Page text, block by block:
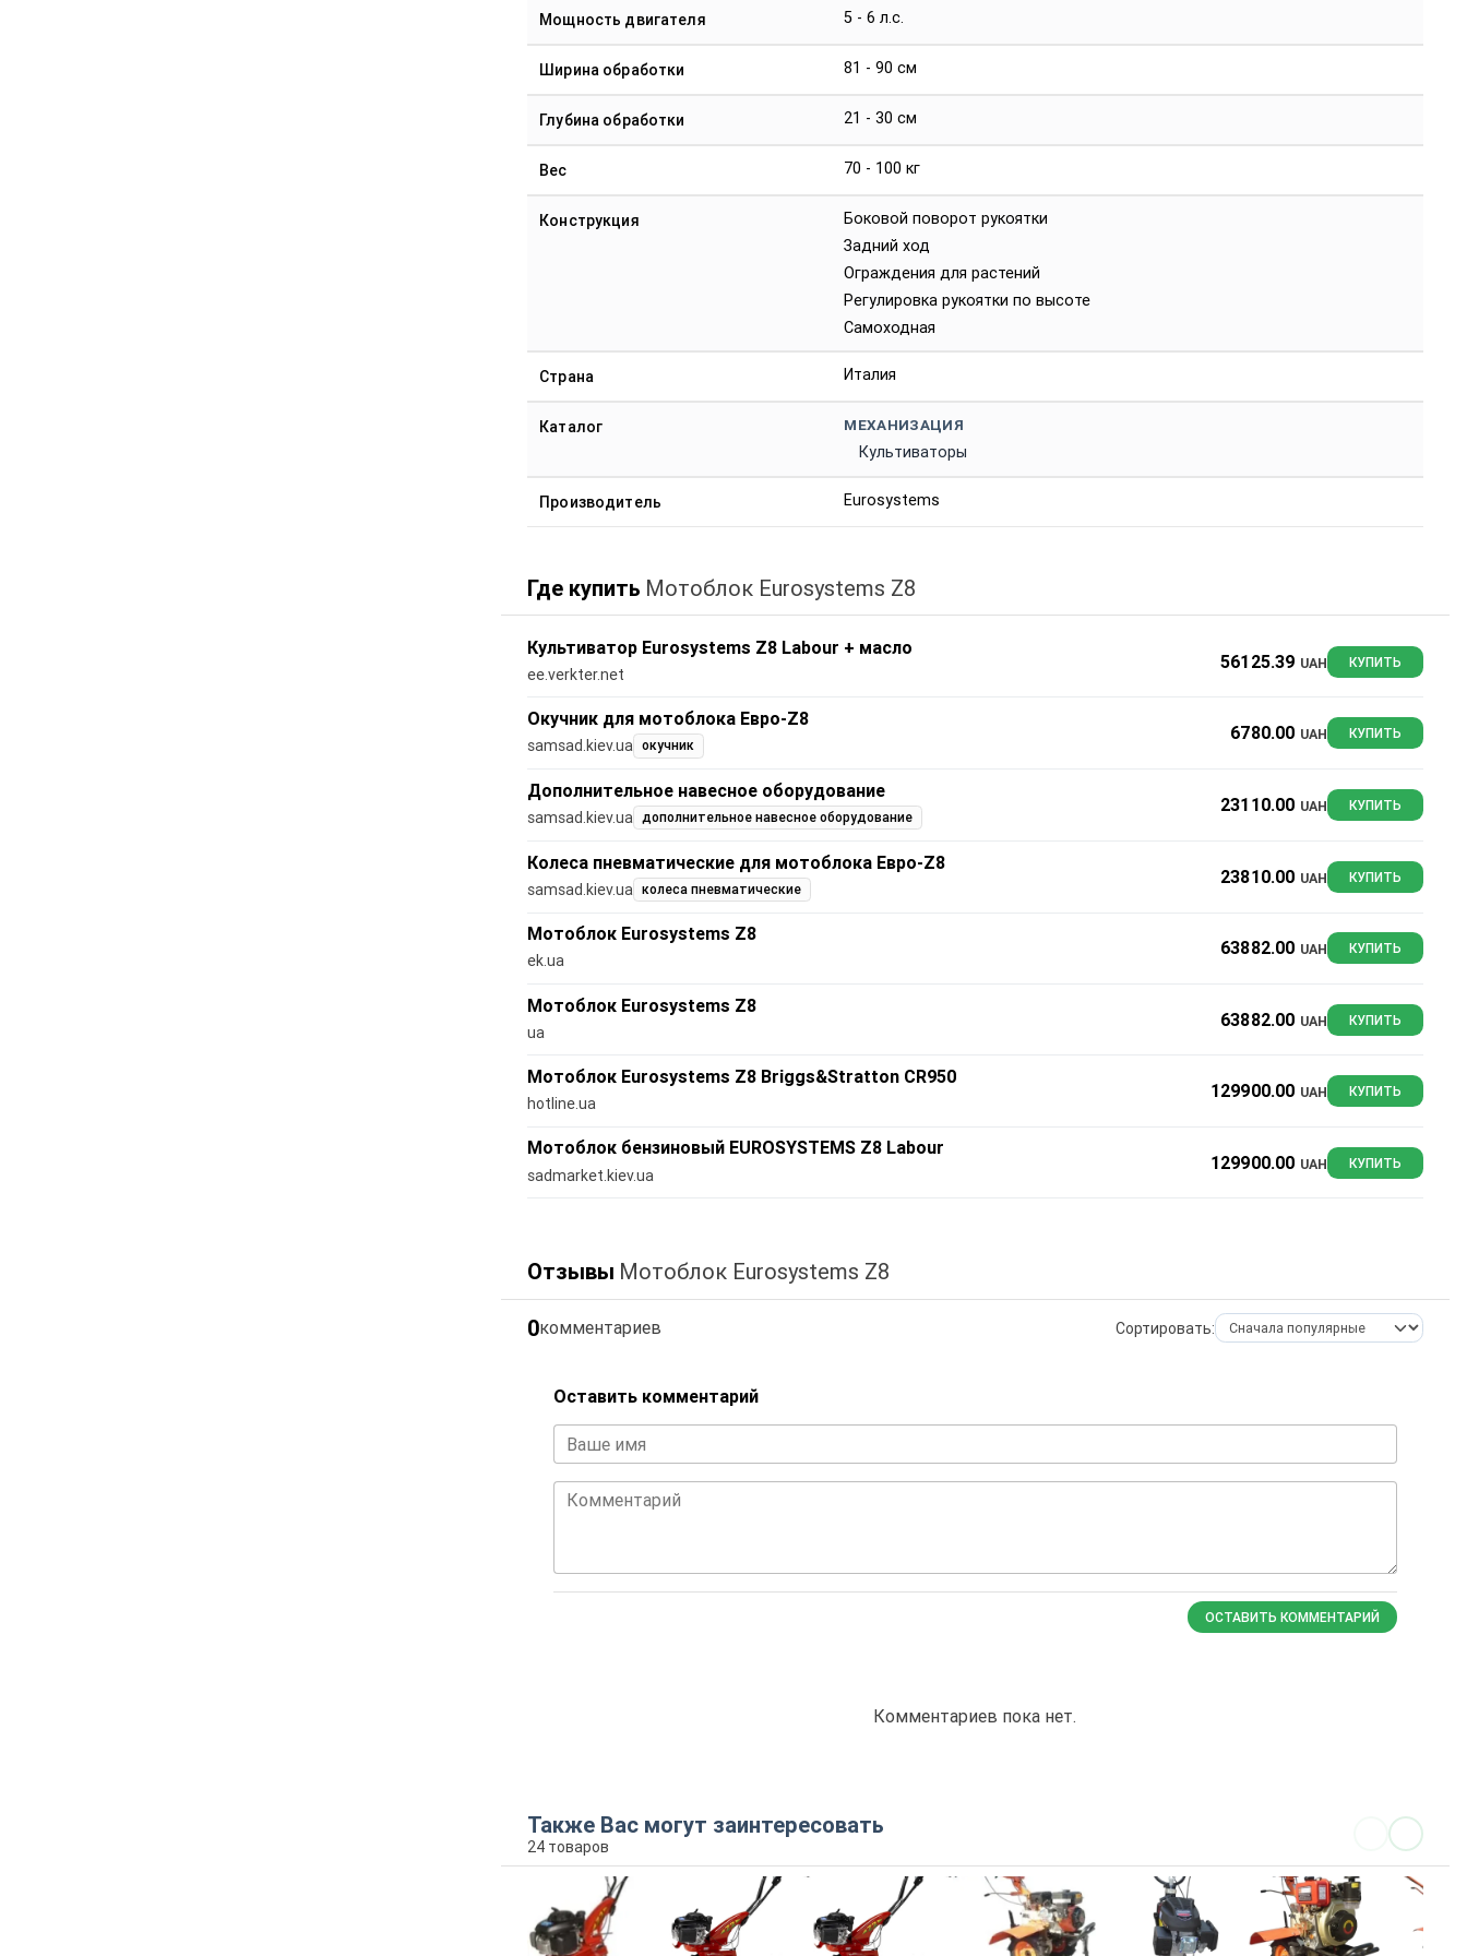
Мощность двигателя 5 - 6 л.с.
Ширина обработки 81 - 90 см
Глубина обработки 21 - 30 см
Вес 70 - 100 кг
Конструкция
Боковой поворот рукоятки
Задний ход
Ограждения для растений
Регулировка рукоятки по высоте
Самоходная
Страна Италия
Каталог МЕХАНИЗАЦИЯ
Культиваторы
Производитель Eurosystems
Где купить Мотоблок Eurosystems Z8
Культиватор Eurosystems Z8 Labour + масло
ee.verkter.net
56125.39 UAH КУПИТЬ
Окучник для мотоблока Евро-Z8
samsad.kiev.ua окучник
6780.00 UAH КУПИТЬ
Дополнительное навесное оборудование
samsad.kiev.ua дополнительное навесное оборудование
23110.00 UAH КУПИТЬ
Колеса пневматические для мотоблока Евро-Z8
samsad.kiev.ua колеса пневматические
23810.00 UAH КУПИТЬ
Мотоблок Eurosystems Z8
ek.ua
63882.00 UAH КУПИТЬ
Мотоблок Eurosystems Z8
ua
63882.00 UAH КУПИТЬ
Мотоблок Eurosystems Z8 Briggs&Stratton CR950
hotline.ua
129900.00 UAH КУПИТЬ
Мотоблок бензиновый EUROSYSTEMS Z8 Labour
sadmarket.kiev.ua
129900.00 UAH КУПИТЬ
Отзывы Мотоблок Eurosystems Z8
0комментариев Сортировать:
Оставить комментарий
Ваше имя
Комментарий
ОСТАВИТЬ КОММЕНТАРИЙ
Комментариев пока нет.
Также Вас могут заинтересовать
24 товаров